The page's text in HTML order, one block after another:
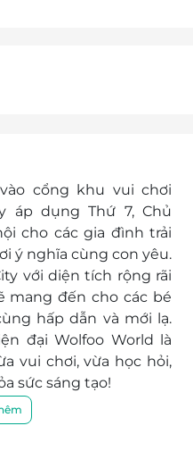
cổng khu vui chơi
áp dụng Thứ 7, Chủ
cho các gia đình trải
ý nghĩa cùng con yêu.
với diện tích rộng rãi
mang đến cho các bé
hấp dẫn và mới lạ.
đại Wolfoo World là
vui chơi, vừa học hỏi,
sức sáng tạo!
khu vận động cực đã:
jump,... và vô số trò
các bé “thử sức”!